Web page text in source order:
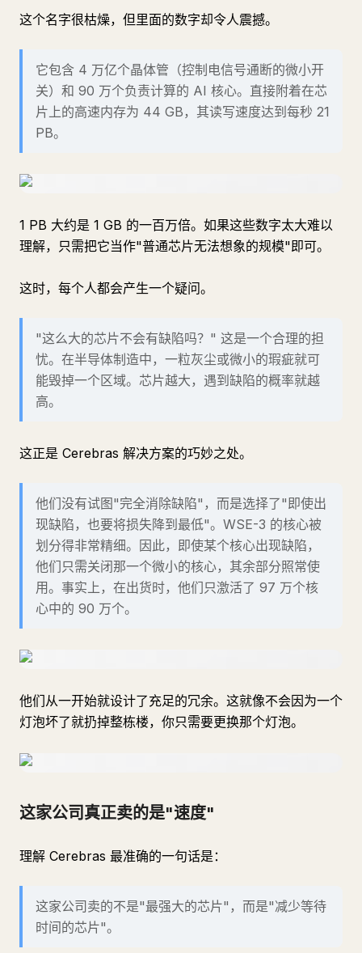
这个名字很枯燥，但里面的数字却令人震撼。
它包含 4 万亿个晶体管（控制电信号通断的微小开
关）和 90 万个负责计算的 AI 核心。直接附着在芯
片上的高速内存为 44 GB，其读写速度达到每秒 21
PB。
1 PB 大约是 1 GB 的一百万倍。如果这些数字太大难以
理解，只需把它当作"普通芯片无法想象的规模"即可。
这时，每个人都会产生一个疑问。
"这么大的芯片不会有缺陷吗？" 这是一个合理的担
忧。在半导体制造中，一粒灰尘或微小的瑕疵就可
能毁掉一个区域。芯片越大，遇到缺陷的概率就越
高。
这正是 Cerebras 解决方案的巧妙之处。
他们没有试图"完全消除缺陷"，而是选择了"即使出
现缺陷，也要将损失降到最低"。WSE-3 的核心被
划分得非常精细。因此，即使某个核心出现缺陷，
他们只需关闭那一个微小的核心，其余部分照常使
用。事实上，在出货时，他们只激活了 97 万个核
心中的 90 万个。
他们从一开始就设计了充足的冗余。这就像不会因为一个
灯泡坏了就扔掉整栋楼，你只需要更换那个灯泡。
这家公司真正卖的是"速度"
理解 Cerebras 最准确的一句话是：
这家公司卖的不是"最强大的芯片"，而是"减少等待
时间的芯片"。